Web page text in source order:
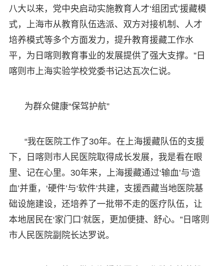
八大以来，党中央启动实施教育人才‘组团式’援藏模
式，上海市从教育队伍选派、双方对接机制、人才
培养模式等多个方面发力，提升教育援藏工作水
平，为日喀则教育事业的发展提供了强大支撑。”日
喀则市上海实验学校党委书记达瓦次仁说。
为群众健康“保驾护航”
“我在医院工作了30年。在上海援藏队伍的支援
下，日喀则市人民医院取得成长发展，我是看在眼
里、记在心里。30年来，上海援藏通过‘输血’与‘造
血’并重，‘硬件’与‘软件’共建，支援西藏当地医院基
础设施建设，还培养了一批带不走的医疗队伍，让
本地居民在‘家门口’就医，更加便捷、舒心。”日喀则
市人民医院副院长达罗说。